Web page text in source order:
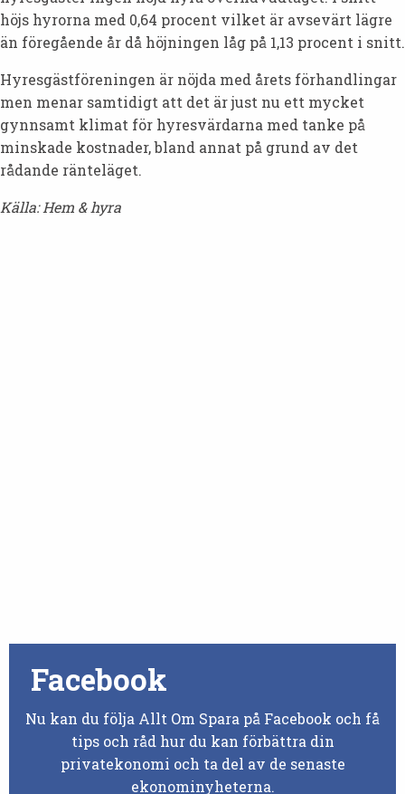
höjs hyrorna med 0,64 procent vilket är avsevärt lägre
än föregående år då höjningen låg på 1,13 procent i snitt.
Hyresgästföreningen är nöjda med årets förhandlingar
men menar samtidigt att det är just nu ett mycket
gynnsamt klimat för hyresvärdarna med tanke på
minskade kostnader, bland annat på grund av det
rådande ränteläget.
Källa: Hem & hyra
Facebook
Nu kan du följa Allt Om Spara på Facebook och få
tips och råd hur du kan förbättra din
privatekonomi och ta del av de senaste
ekonominyheterna.